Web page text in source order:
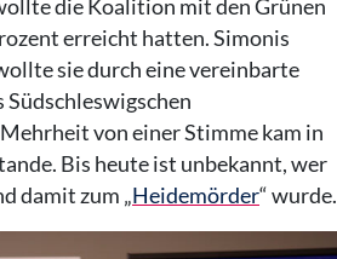
die Koalition mit den Grünen
erreicht hatten. Simonis
sie durch eine vereinbarte
von einer Stimme kam in
Bis heute ist unbekannt, wer
damit zum „Heidemörder“ wurde.